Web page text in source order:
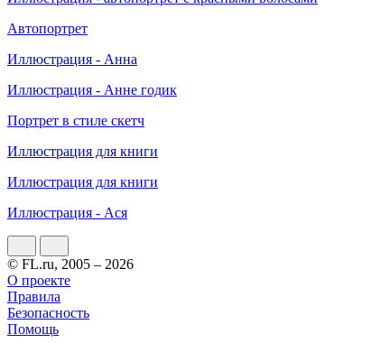
Автопортрет
Иллюстрация - Анна
Иллюстрация - Анне годик
Портрет в стиле скетч
Иллюстрация для книги
Иллюстрация для книги
Иллюстрация - Ася
© FL.ru, 2005 – 2026
О проекте
Правила
Безопасность
Помощь